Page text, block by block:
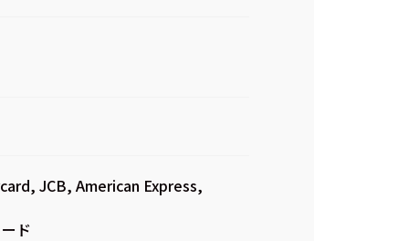
JCB, American Express,
ド